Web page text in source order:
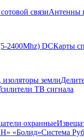
связиАнтенны
2400Mhz) DCКарты
изоляторы земли
ТВ сигнала
охранные
«Болид»Система